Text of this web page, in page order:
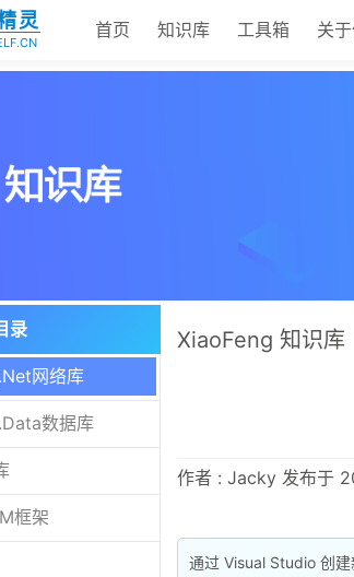
灵 首页 知识库 工具箱 关
录
网络库
数据库
框架
XiaoFeng 知识库
作者 : Jacky 发布于
通过 Visual Studio 创